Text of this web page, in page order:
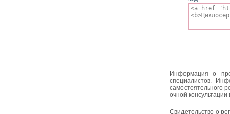
Информация о
специалистов.
самостоятельного
очной консультации
Свидетельство о